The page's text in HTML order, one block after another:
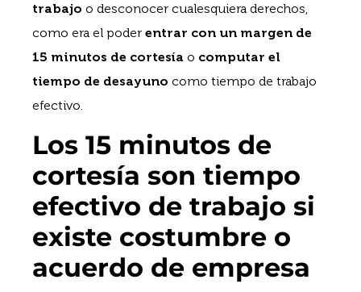
trabajo o desconocer cualesquiera derechos,
como era el poder entrar con un margen de
15 minutos de cortesía o computar el
tiempo de desayuno como tiempo de trabajo
efectivo.
Los 15 minutos de
cortesía son tiempo
efectivo de trabajo si
existe costumbre o
acuerdo de empresa